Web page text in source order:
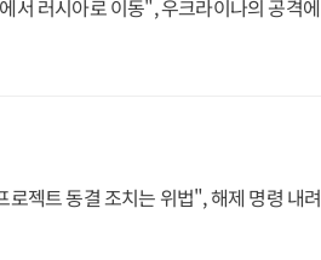
서 러시아로 이동", 우크라이나의 공격에
젝트 동결 조치는 위법", 해제 명령 내려